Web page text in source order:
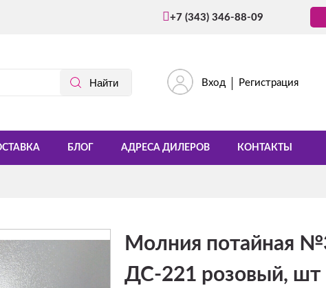
+7 (343) 346-88-09
Вход Регистрация
БЛОГ АДРЕСА ДИЛЕРОВ КОНТАКТЫ
Молния потайная
ДС-221 розовый, шт